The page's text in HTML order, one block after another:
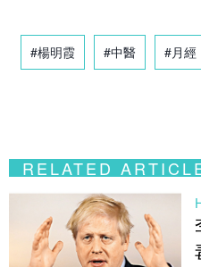
#楊明霞 #中醫 #月經
RELATED